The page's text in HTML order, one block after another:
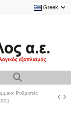
Greek
Ρυθμιστές